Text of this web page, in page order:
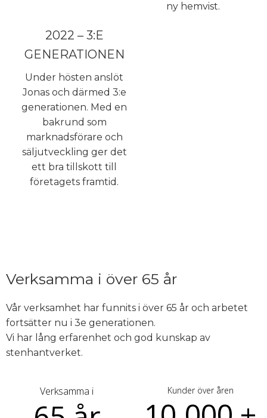
ny hemvist.
2022 – 3:E
GENERATIONEN
Under hösten anslöt
Jonas och därmed 3:e
generationen. Med en
bakrund som
marknadsförare och
säljutveckling ger det
ett bra tillskott till
företagets framtid.
Verksamma i över 65 år
Vår verksamhet har funnits i över 65 år och arbetet
fortsätter nu i 3e generationen.
Vi har lång erfarenhet och god kunskap av
stenhantverket.
Verksamma i Kunder över åren